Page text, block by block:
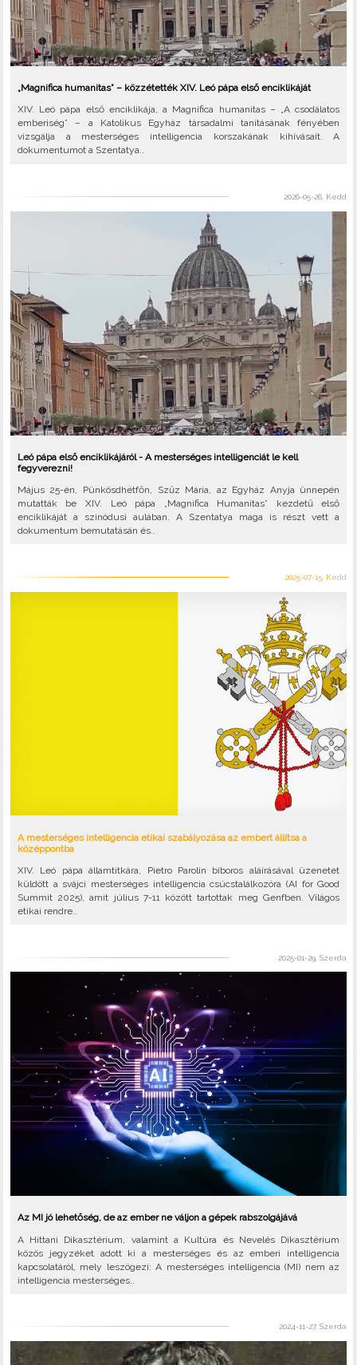
„Magnifica humanitas” – közzétették XIV. Leó pápa első enciklikáját
XIV. Leó pápa első enciklikája, a Magnifica humanitas – „A csodálatos
emberiség” – a Katolikus Egyház társadalmi tanításának fényében
vizsgálja a mesterséges intelligencia korszakának kihívásait. A
dokumentumot a Szentatya..
2026-05-26, Kedd
Leó pápa első enciklikájáról - A mesterséges intelligenciát le kell
fegyverezni!
Május 25-én, Pünkösdhétfőn, Szűz Mária, az Egyház Anyja ünnepén
mutatták be XIV. Leó pápa „Magnifica Humanitas” kezdetű első
enciklikáját a szinódusi aulában. A Szentatya maga is részt vett a
dokumentum bemutatásán és..
2025-07-15, Kedd
A mesterséges intelligencia etikai szabályozása az embert állítsa a
középpontba
XIV. Leó pápa államtitkára, Pietro Parolin bíboros aláírásával üzenetet
küldött a svájci mesterséges intelligencia csúcstalálkozóra (AI for Good
Summit 2025), amit július 7-11 között tartottak meg Genfben. Világos
etikai rendre..
2025-01-29, Szerda
Az MI jó lehetőség, de az ember ne váljon a gépek rabszolgájává
A Hittani Dikasztérium, valamint a Kultúra és Nevelés Dikasztérium
közös jegyzéket adott ki a mesterséges és az emberi intelligencia
kapcsolatáról, mely leszögezi: A mesterséges intelligencia (MI) nem az
intelligencia mesterséges..
2024-11-27, Szerda